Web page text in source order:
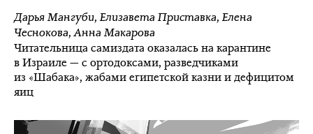
Дарья Мангуби,Елизавета Приставка,Елена
Чеснокова,Анна Макарова
Читательница самиздата оказалась на карантине
в Израиле — с ортодоксами, разведчиками
из «Шабака», жабами египетской казни и дефицитом
яиц